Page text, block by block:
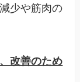
少や筋肉の
改善のため